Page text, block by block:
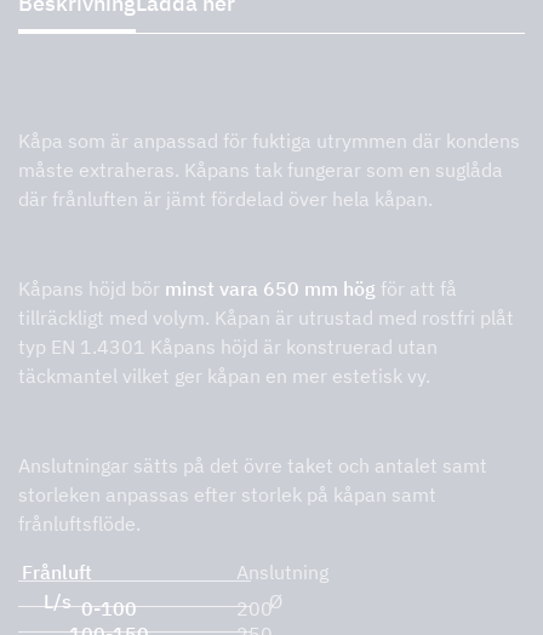
Kåpa som är anpassad för fuktiga utrymmen där kondens
måste extraheras. Kåpans tak fungerar som en suglåda
där frånluften är jämt fördelad över hela kåpan.
Kåpans höjd bör minst vara 650 mm hög för att få
tillräckligt med volym. Kåpan är utrustad med rostfri plåt
typ EN 1.4301 Kåpans höjd är konstruerad utan
täckmantel vilket ger kåpan en mer estetisk vy.
Anslutningar sätts på det övre taket och antalet samt
storleken anpassas efter storlek på kåpan samt
frånluftsflöde.
Frånluft
L/s
Anslutning
Ø
0-100
200